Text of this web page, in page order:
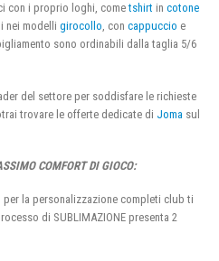
con i proprio loghi, cometshirt in cotone
nei modelli girocollo, con cappuccio e
sono ordinabili dalla taglia 5/6
del settore per soddisfare le richieste
trovare le offerte dedicate di Joma sul
COMFORT DI GIOCO:
la personalizzazione completi club ti
di SUBLIMAZIONE presenta 2